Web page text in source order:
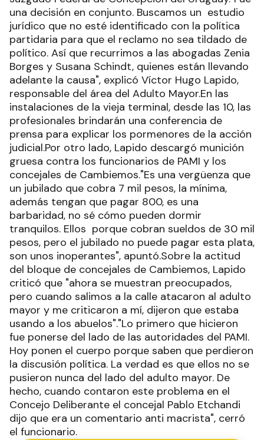
una decisión en conjunto. Buscamos un estudio
jurídico que no esté identificado con la política
partidaria para que el reclamo no sea tildado de
político. Así que recurrimos a las abogadas Zenia
Borges y Susana Schindt, quienes están llevando
adelante la causa", explicó Víctor Hugo Lapido,
responsable del área del Adulto Mayor.En las
instalaciones de la vieja terminal, desde las 10, las
profesionales brindarán una conferencia de
prensa para explicar los pormenores de la acción
judicial.Por otro lado, Lapido descargó munición
gruesa contra los funcionarios de PAMI y los
concejales de Cambiemos."Es una vergüenza que
un jubilado que cobra 7 mil pesos, la mínima,
además tengan que pagar 800, es una
barbaridad, no sé cómo pueden dormir
tranquilos. Ellos porque cobran sueldos de 30 mil
pesos, pero el jubilado no puede pagar esta plata,
son unos inoperantes", apuntó.Sobre la actitud
del bloque de concejales de Cambiemos, Lapido
criticó que "ahora se muestran preocupados,
pero cuando salimos a la calle atacaron al adulto
mayor y me criticaron a mí, dijeron que estaba
usando a los abuelos"."Lo primero que hicieron
fue ponerse del lado de las autoridades del PAMI.
Hoy ponen el cuerpo porque saben que perdieron
la discusión política. La verdad es que ellos no se
pusieron nunca del lado del adulto mayor. De
hecho, cuando contaron este problema en el
Concejo Deliberante el concejal Pablo Etchandi
dijo que era un comentario anti macrista", cerró
el funcionario.